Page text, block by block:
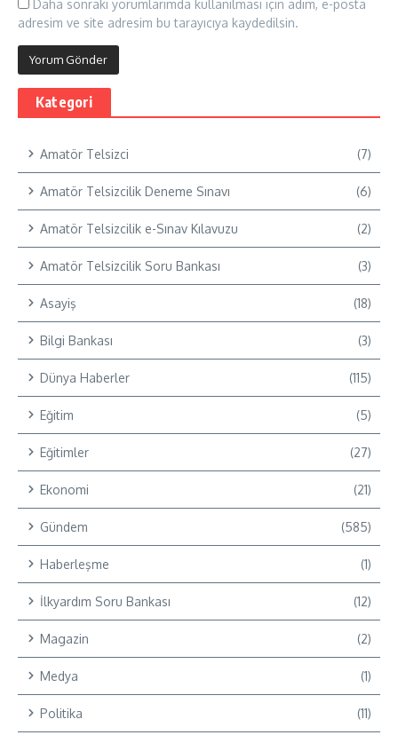
Daha sonraki yorumlarımda kullanılması için adım, e-posta
adresim ve site adresim bu tarayıcıya kaydedilsin.
Kategori
Amatör Telsizci (7)
Amatör Telsizcilik Deneme Sınavı (6)
Amatör Telsizcilik e-Sınav Kılavuzu (2)
Amatör Telsizcilik Soru Bankası (3)
Asayiş (18)
Bilgi Bankası (3)
Dünya Haberler (115)
Eğitim (5)
Eğitimler (27)
Ekonomi (21)
Gündem (585)
Haberleşme (1)
İlkyardım Soru Bankası (12)
Magazin (2)
Medya (1)
Politika (11)